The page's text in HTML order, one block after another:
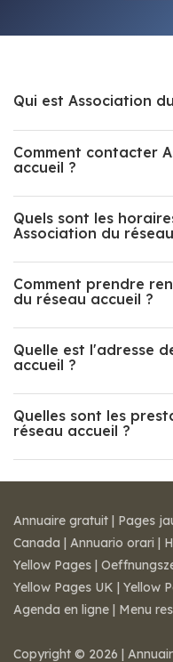
Qui est Association
Comment contacter
accueil ?
Quels sont les
Association du
Comment prendre
du réseau accueil ?
Quelle est l'adresse
accueil ?
Quelles sont les
réseau accueil ?
Annuaire gratuit | Pages
Canada | Annuario orari |
Yellow Pages |
Yellow Pages UK | Yellow
Agenda en ligne | Menu
Copyright © 2026 |